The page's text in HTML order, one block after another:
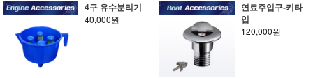
4구 유수분리기
40,000원
연료주입구-키타
입
120,000원